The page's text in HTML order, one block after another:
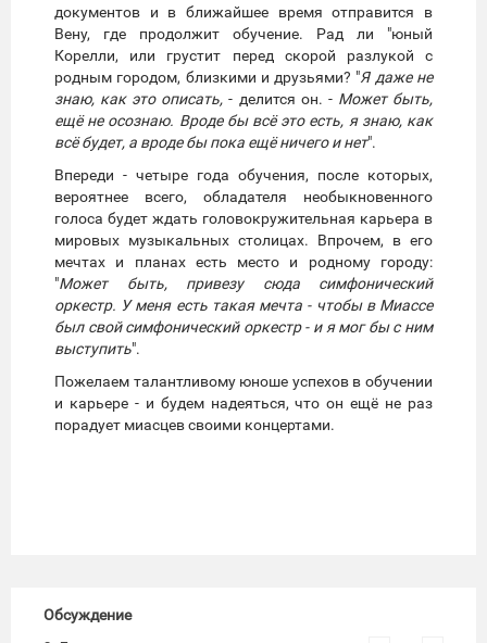
документов и в ближайшее время отправится в
Вену, где продолжит обучение. Рад ли "юный
Корелли, или грустит перед скорой разлукой с
родным городом, близкими и друзьями? "Я даже не
знаю, как это описать, - делится он. - Может быть,
ещё не осознаю. Вроде бы всё это есть, я знаю, как
всё будет, а вроде бы пока ещё ничего и нет".
Впереди - четыре года обучения, после которых,
вероятнее всего, обладателя необыкновенного
голоса будет ждать головокружительная карьера в
мировых музыкальных столицах. Впрочем, в его
мечтах и планах есть место и родному городу:
"Может быть, привезу сюда симфонический
оркестр. У меня есть такая мечта - чтобы в Миассе
был свой симфонический оркестр - и я мог бы с ним
выступить".
Пожелаем талантливому юноше успехов в обучении
и карьере - и будем надеяться, что он ещё не раз
порадует миасцев своими концертами.
Обсуждение